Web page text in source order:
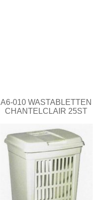
A6-010 WASTABLETTEN
CHANTELCLAIR 25ST